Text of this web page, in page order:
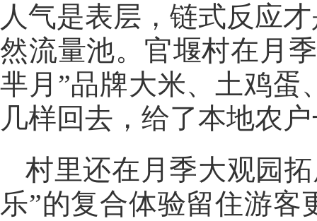
人气是表层，链式反应
然流量池。官堰村在月
芈月”品牌大米、土鸡蛋
几样回去，给了本地农
村里还在月季大观园
乐”的复合体验留住游